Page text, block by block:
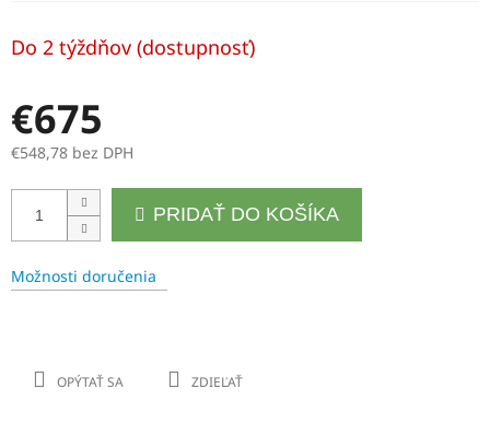
€675
€548,78 bez DPH
Jednotková
cena:
Do 2 týždňov (dostupnosť)
Možnosti doručenia
PRIDAŤ DO KOŠÍKA
OPÝTAŤ SA ZDIEĽAŤ